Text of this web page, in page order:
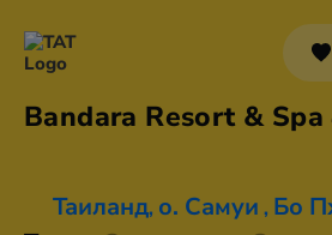
Bandara Resort &
Таиланд, о. Самуи , Бо